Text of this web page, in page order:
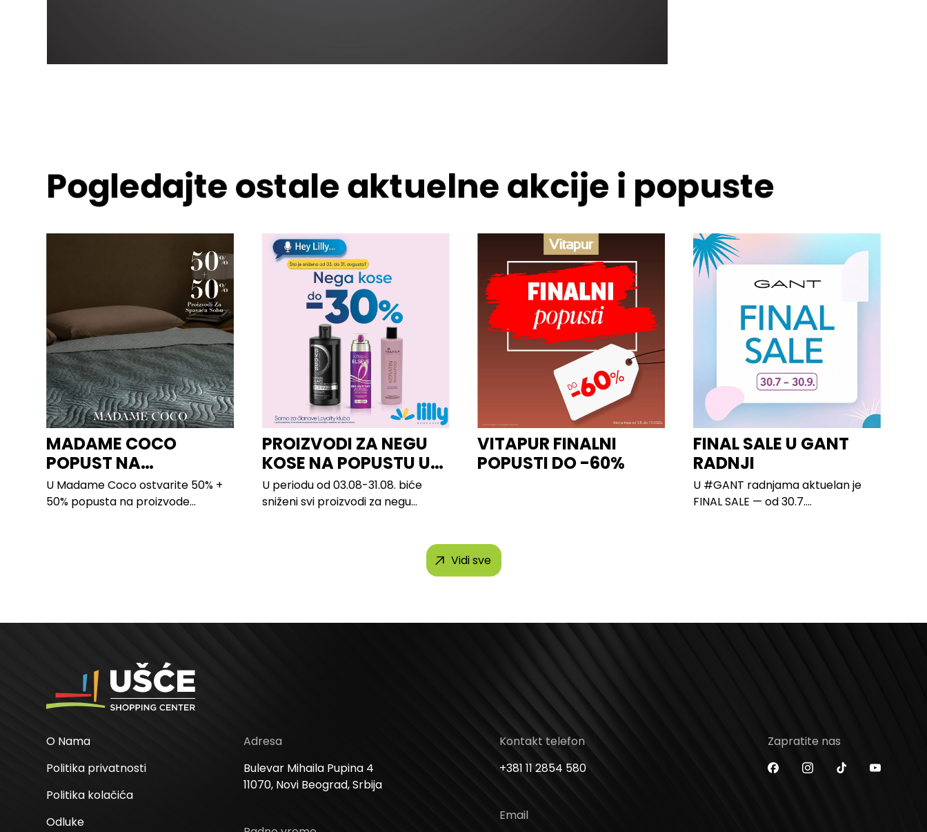
Pogledajte ostale aktuelne akcije i popuste
MADAME COCO
POPUST NA
PROIZVODE ZA
SPAVAĆU SOBU
U Madame Coco ostvarite 50% +
50% popusta na proizvode...
PROIZVODI ZA NEGU
KOSE NA POPUSTU U
LILLY
U periodu od 03.08-31.08. biće
sniženi svi proizvodi za negu
VITAPUR FINALNI
POPUSTI DO -60%
FINAL SALE U GANT
RADNJI
U #GANT radnjama aktuelan je
FINAL SALE — od 30.7....
Vidi sve
O Nama
Politika privatnosti
Politika kolačića
Odluke
Adresa
Bulevar Mihaila Pupina 4
11070, Novi Beograd, Srbija
Kontakt telefon
+381 11 2854 580
Email
Zapratite nas